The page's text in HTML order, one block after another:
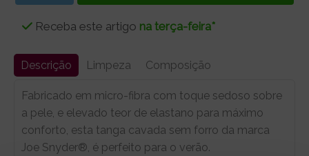
Receba este artigo na terça-feira*
Descrição Limpeza Composição
Fabricado em micro-fibra com toque sedoso sobre
a pele, e elevado teor de elastano para máximo
conforto, esta tanga cavada sem forro da marca
Joe Snyder®, é perfeito para o verão.